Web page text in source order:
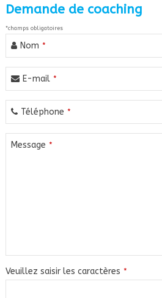
Demande de coaching
*champs obligatoires
Nom *
E-mail *
Téléphone *
Message *
Veuillez saisir les caractères *